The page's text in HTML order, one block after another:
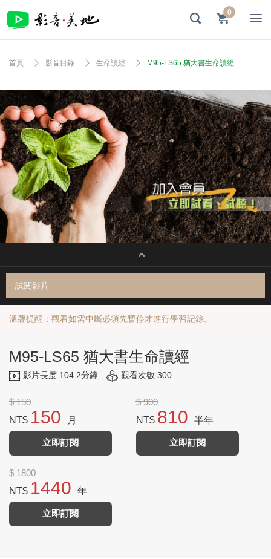
0
首頁 影音目錄 生命讀經 M95-LS65 猶大書生命讀經
試閱影片
溫馨提醒：觀看如需中斷必須先暫停才進行學習記錄。
M95-LS65 猶大書生命讀經
影片長度 104.2分鐘 觀看次數 300
$ 150
NT$ 150 月
立即訂閱
$ 900
NT$ 810 半年
立即訂閱
$ 1800
NT$ 1440 年
立即訂閱